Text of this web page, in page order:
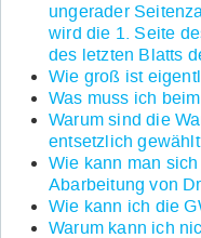
ungerader
wird die 1. Seite
des letzten Blatts
Wie groß ist
Was muss ich
Warum sind die
entsetzlich
Wie kann man
Abarbeitung von
Wie kann ich die
Warum kann ich